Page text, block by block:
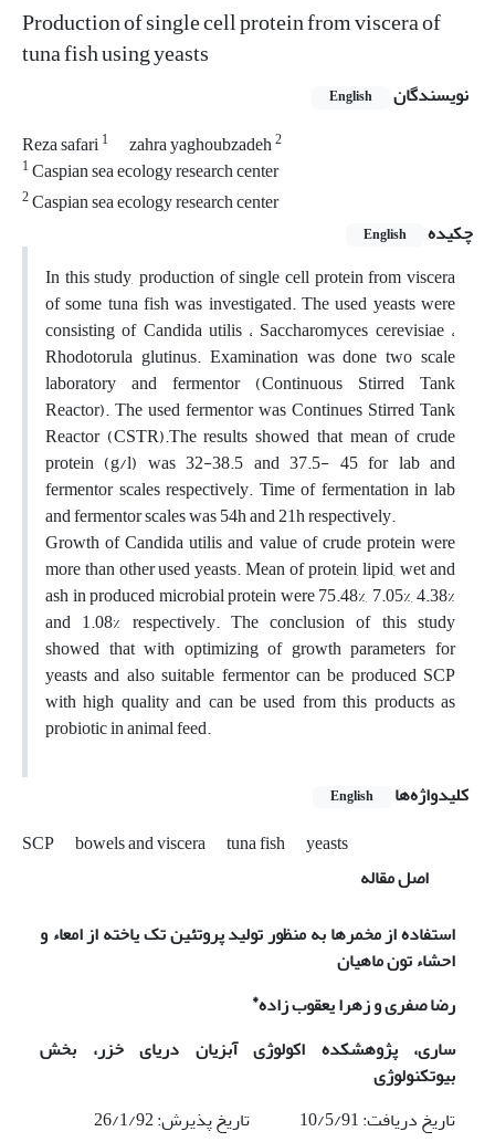
Production of single cell protein from viscera of
tuna fish using yeasts
نویسندگان English
Reza safari1 zahra yaghoubzadeh2
1Caspian sea ecology research center
2Caspian sea ecology research center
چکیده
English
In this study, production of single cell protein from viscera
of some tuna fish was investigated. The used yeasts were
consisting of Candida utilis ، Saccharomyces cerevisiae ،
Rhodotorula glutinus. Examination was done two scale
laboratory and fermentor (Continuous Stirred Tank
Reactor). The used fermentor was Continues Stirred Tank
Reactor (CSTR).The results showed that mean of crude
protein (g/l) was 32-38.5 and 37.5- 45 for lab and
fermentor scales respectively. Time of fermentation in lab
and fermentor scales was 54h and 21h respectively.
Growth of Candida utilis and value of crude protein were
more than other used yeasts. Mean of protein, lipid, wet and
ash in produced microbial protein were 75.48%, 7.05%, 4.38%
and 1.08% respectively. The conclusion of this study
showed that with optimizing of growth parameters for
yeasts and also suitable fermentor can be produced SCP
with high quality and can be used from this products as
probiotic in animal feed.
کلیدواژه‌ها
English
SCP bowels and viscera tuna fish
yeasts
اصل مقاله
استفاده از مخمرها به منظور تولید پروتئین تک یاخته از امعاء و
احشاء تون ماهیان
رضا صفری و زهرا یعقوب زاده*
ساری، پژوهشکده اکولوژی آبزیان دریای خزر، بخش
بیوتکنولوژی
تاریخ دریافت: 10/5/91 تاریخ پذیرش: 26/1/92